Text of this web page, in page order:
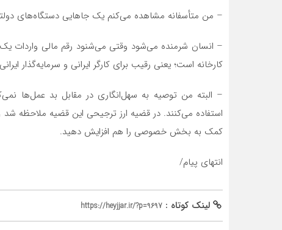
– من متأسفانه مشاهده می‌کنم یک جاهایی دستگاه‌های
کارخانه است؛ یعنی رقیب برای کارگر ایرانی و سرمایه‌گذار
– البته من توصیه به سهل‌انگاری در مقابل بد عمل‌ها
استفاده می‌کنند. در قضیه ارز ترجیحی این قضیه ملاحظه شد
کمک به بخش خصوصی را هم افزایش دهید.
انتهای پیام/
لینک کوتاه : https://heyjjar.ir/?p=9697